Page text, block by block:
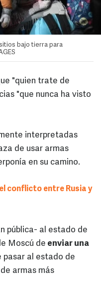
bajo tierra para
"quien trate de
"que nunca ha visto
interpretadas
de usar armas
en su camino.
conflicto entre Rusia y
pública- al estado de
Moscú de enviar una
pasar al estado de
armas más